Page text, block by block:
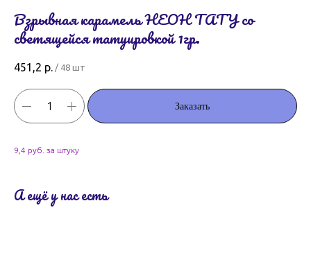
Взрывная карамель НЕОН ТАТУ со
светящейся татуировкой 1гр.
451,2 р. / 48 шт
Заказать
9,4 руб. за штуку
А ещё у нас есть